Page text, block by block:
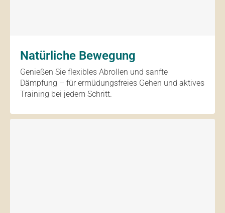
Natürliche Bewegung
Genießen Sie flexibles Abrollen und sanfte
Dämpfung – für ermüdungsfreies Gehen und aktives
Training bei jedem Schritt.